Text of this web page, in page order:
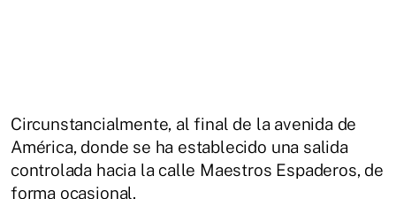
Circunstancialmente, al final de la avenida de
América, donde se ha establecido una salida
controlada hacia la calle Maestros Espaderos, de
forma ocasional.